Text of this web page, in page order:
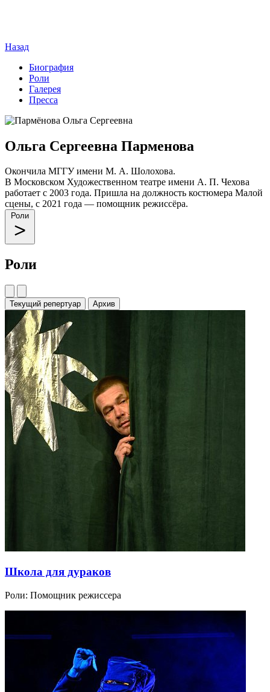
Назад
Биография
Роли
Галерея
Пресса
Ольга Сергеевна Парменова
Окончила МГГУ имени М. А. Шолохова.
В Московском Художественном театре имени А. П. Чехова
работает с 2003 года. Пришла на должность костюмера Малой
сцены, с 2021 года — помощник режиссёра.
Роли
Роли
Текущий репертуар Архив
Школа для дураков
Роли: Помощник режиссера